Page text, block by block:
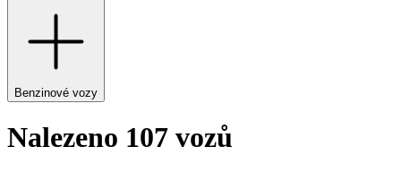
Benzinové vozy
Nalezeno 107 vozů